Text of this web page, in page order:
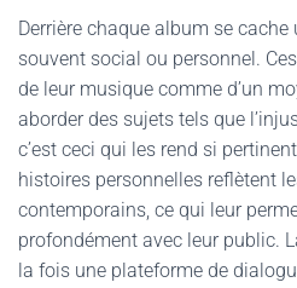
Derrière chaque album se
souvent social ou personnel.
de leur musique comme d’un
aborder des sujets tels que
c’est ceci qui les rend si
histoires personnelles reflètent
contemporains, ce qui leur
profondément avec leur public.
la fois une plateforme de